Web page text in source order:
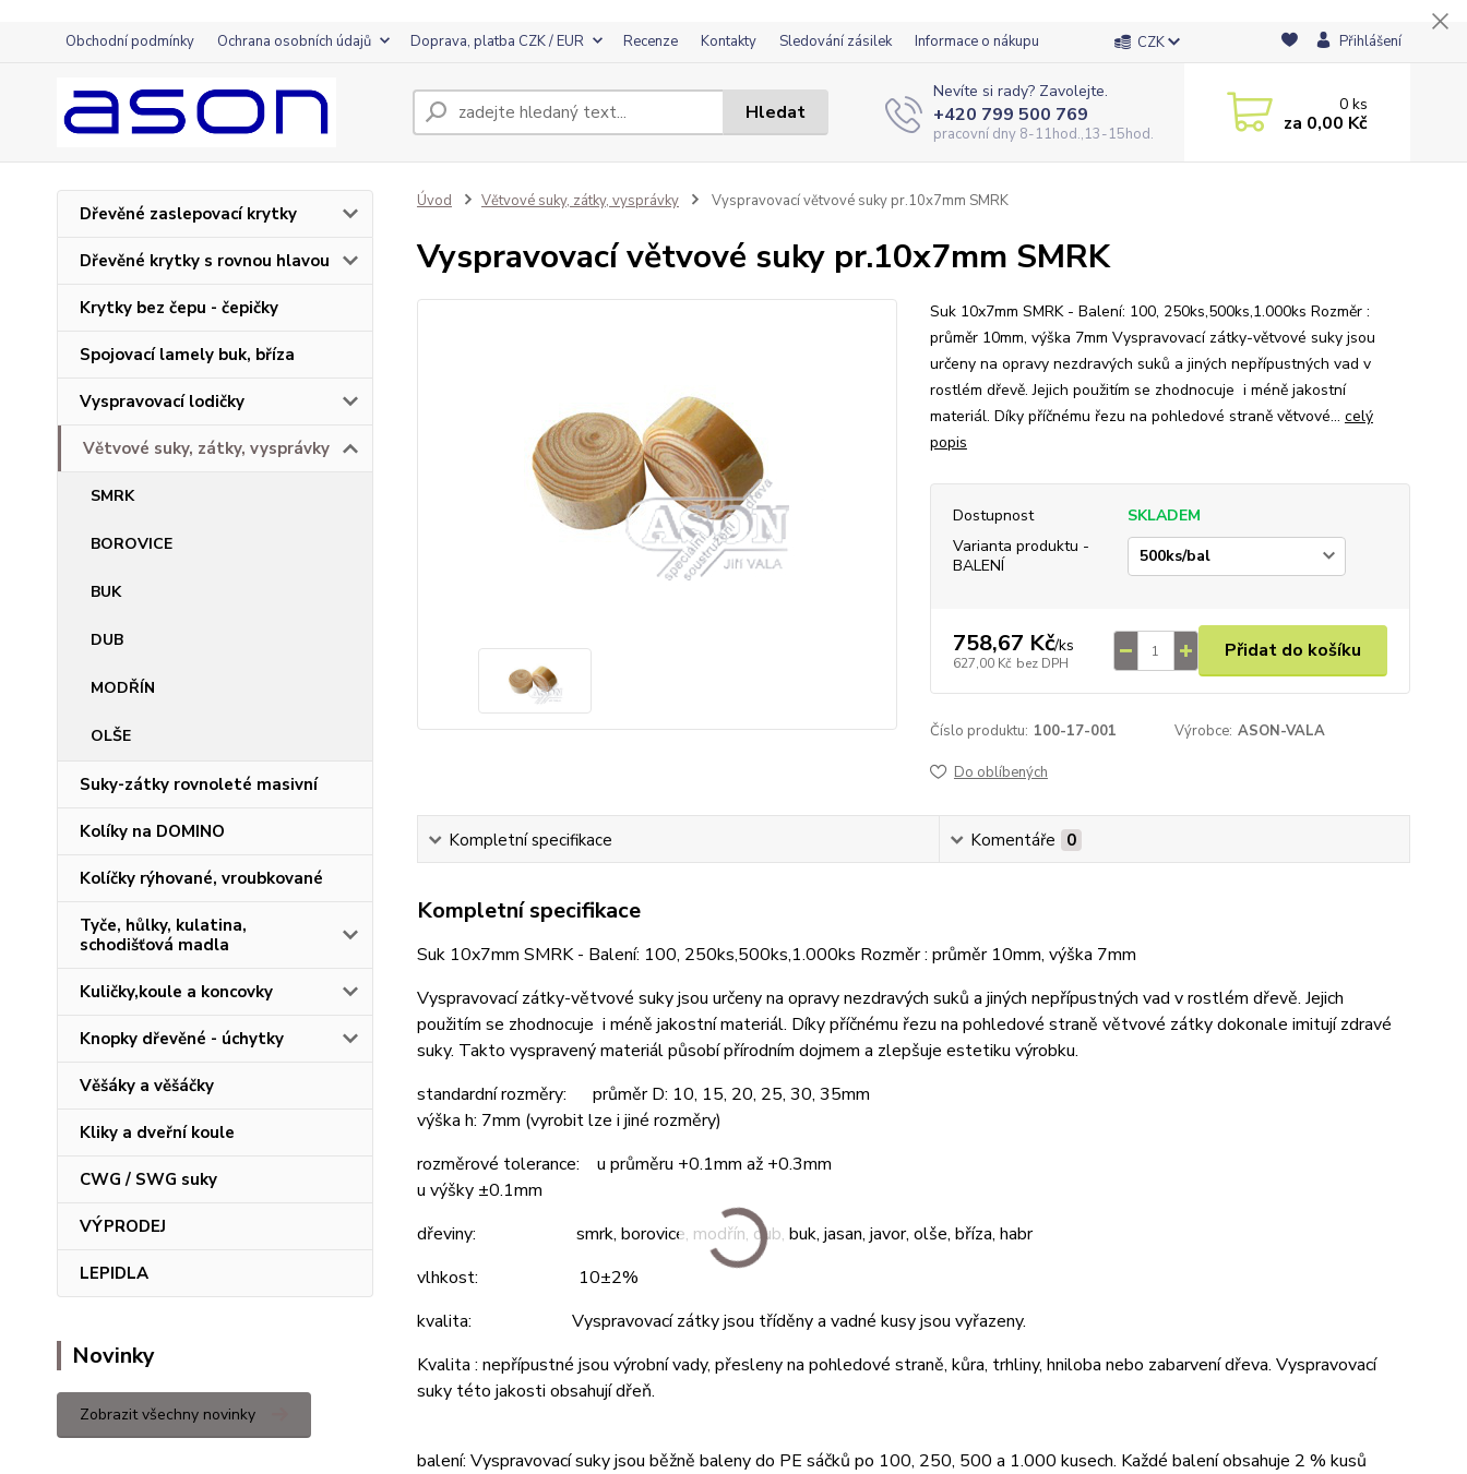
Obchodní podmínky Ochrana osobních údajů Doprava, platba CZK / EUR Recenze Kontakty Sledování zásilek Informace o nákupu CZK Přihlášení
Hledat
Nevíte si rady? Zavolejte.
+420 799 500 769
pracovní dny 8-11hod.,13-15hod.
0ks
za 0,00 Kč
Dřevěné zaslepovací krytky
Dřevěné krytky s rovnou hlavou
Krytky bez čepu - čepičky
Spojovací lamely buk, bříza
Vyspravovací lodičky
Větvové suky, zátky, vysprávky
SMRK
BOROVICE
BUK
DUB
MODŘÍN
OLŠE
Suky-zátky rovnoleté masivní
Kolíky na DOMINO
Kolíčky rýhované, vroubkované
Tyče, hůlky, kulatina,
schodišťová madla
Kuličky,koule a koncovky
Knopky dřevěné - úchytky
Věšáky a věšáčky
Kliky a dveřní koule
CWG / SWG suky
VÝPRODEJ
LEPIDLA
Novinky
Zobrazit všechny novinky
Úvod Větvové suky, zátky, vysprávky Vyspravovací větvové suky pr.10x7mm SMRK
Vyspravovací větvové suky pr.10x7mm SMRK
Suk 10x7mm SMRK - Balení: 100, 250ks,500ks,1.000ks Rozměr :
průměr 10mm, výška 7mm Vyspravovací zátky-větvové suky jsou
určeny na opravy nezdravých suků a jiných nepřípustných vad v
rostlém dřevě. Jejich použitím se zhodnocuje i méně jakostní
materiál. Díky příčnému řezu na pohledové straně větvové... celý
popis
Dostupnost
SKLADEM
Varianta produktu -
BALENÍ
758,67 Kč/ks
627,00 Kč bez DPH
Přidat do košíku
Číslo produktu: 100-17-001 Výrobce: ASON-VALA
Do oblíbených
Kompletní specifikace Komentáře 0
Kompletní specifikace
Suk 10x7mm SMRK - Balení: 100, 250ks,500ks,1.000ks Rozměr : průměr 10mm, výška 7mm
Vyspravovací zátky-větvové suky jsou určeny na opravy nezdravých suků a jiných nepřípustných vad v rostlém dřevě. Jejich
použitím se zhodnocuje i méně jakostní materiál. Díky příčnému řezu na pohledové straně větvové zátky dokonale imitují zdravé
suky. Takto vyspravený materiál působí přírodním dojmem a zlepšuje estetiku výrobku.
standardní rozměry: průměr D: 10, 15, 20, 25, 30, 35mm
výška h: 7mm (vyrobit lze i jiné rozměry)
rozměrové tolerance: u průměru +0.1mm až +0.3mm
u výšky ±0.1mm
dřeviny: smrk, borovice, modřín, dub, buk, jasan, javor, olše, bříza, habr
vlhkost: 10±2%
kvalita: Vyspravovací zátky jsou tříděny a vadné kusy jsou vyřazeny.
Kvalita : nepřípustné jsou výrobní vady, přesleny na pohledové straně, kůra, trhliny, hniloba nebo zabarvení dřeva. Vyspravovací
suky této jakosti obsahují dřeň.
balení: Vyspravovací suky jsou běžně baleny do PE sáčků po 100, 250, 500 a 1.000 kusech. Každé balení obsahuje 2 % kusů